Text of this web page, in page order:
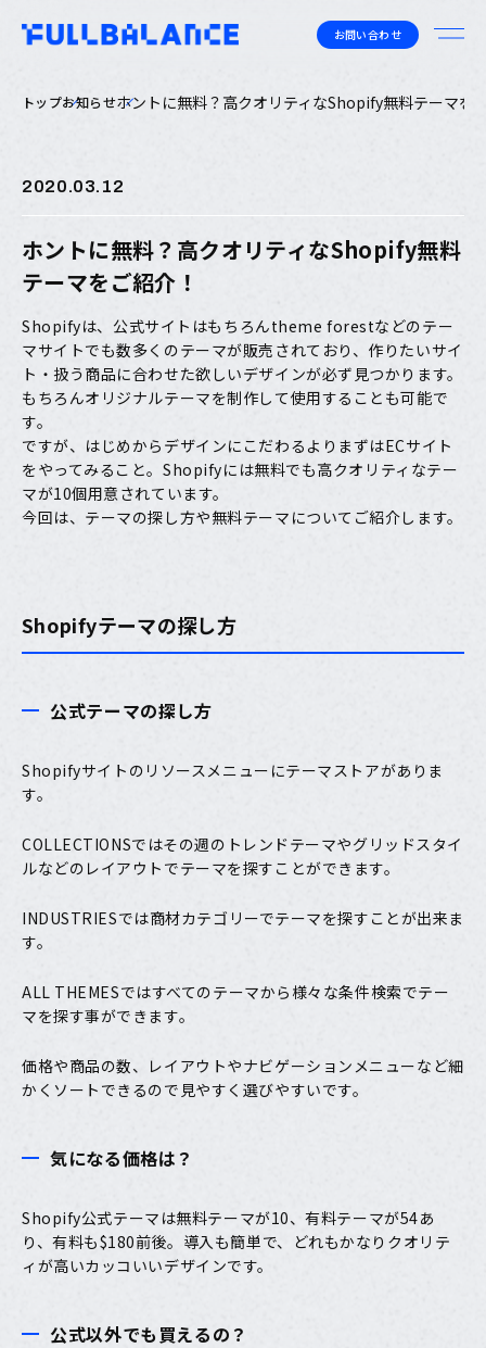
お問い合わせ
トップお知らせホントに無料？高クオリティなShopify無料テーマを
2020.03.12
ホントに無料？高クオリティなShopify無料
テーマをご紹介！
Shopifyは、公式サイトはもちろんtheme forestなどのテー
マサイトでも数多くのテーマが販売されており、 作りたいサイ
ト・扱う商品に合わせた欲しいデザインが必ず見つかります。
もちろんオリジナルテーマを制作して使用することも可能で
す。
ですが、はじめからデザインにこだわるより まずはECサイト
をやってみる こと。Shopifyには無料でも高クオリティなテー
マが10個用意されています。
今回は、テーマの探し方や無料テーマについてご紹介します。
Shopifyテーマの探し方
公式テーマの探し方
Shopifyサイト のリソースメニューにテーマストアがありま
す。
COLLECTIONSではその週のトレンドテーマやグリッドスタイ
ルなどのレイアウトでテーマを探すことができます。
INDUSTRIESでは商材カテゴリーでテーマを探すことが出来ま
す。
ALL THEMESではすべてのテーマから様々な条件検索でテー
マを探す事ができます。
価格や商品の数、レイアウトやナビゲーションメニューなど細
かくソートできるので見やすく選びやすいです。
気になる価格は？
Shopify公式テーマ は無料テーマが10、有料テーマが54あ
り、有料も$180前後。導入も簡単で、どれもかなり クオリテ
ィが高いカッコいいデザインです。
公式以外でも買えるの？